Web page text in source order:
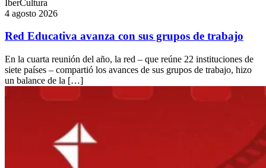
IberCultura
4 agosto 2026
Red Educativa avanza con sus grupos de trabajo
En la cuarta reunión del año, la red – que reúne 22 instituciones de
siete países – compartió los avances de sus grupos de trabajo, hizo
un balance de la […]